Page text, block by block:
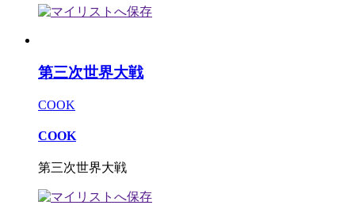
第三次世界大戦
COOK
COOK
第三次世界大戦